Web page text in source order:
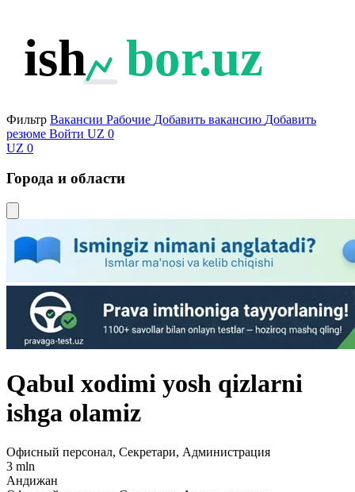
ish bor.uz
Фильтр Вакансии Рабочие Добавить вакансию Добавить
резюме Войти UZ 0
UZ 0
Города и области
Qabul xodimi yosh qizlarni
ishga olamiz
Офисный персонал, Секретари, Администрация
3 mln
Андижан